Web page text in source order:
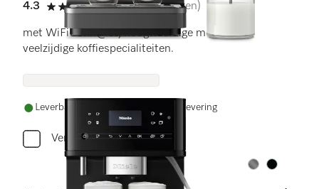
4.3
4.3 sterren op 5
(12 beoordelingen)
met WiFiConn@ct, hoogwaardige melkkan en
veelzijdige koffiespecialiteiten.
Leverbaar uit voorraad met gratis levering
Vergelijken
Kleur:Kleur: